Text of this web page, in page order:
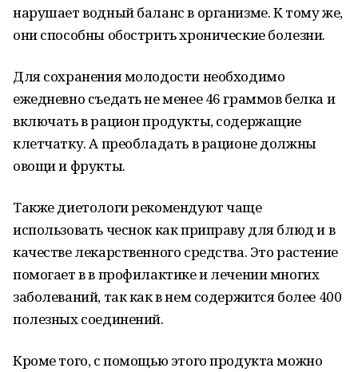
нарушает водный баланс в организме. К тому же,
они способны обострить хронические болезни.
Для сохранения молодости необходимо
ежедневно съедать не менее 46 граммов белка и
включать в рацион продукты, содержащие
клетчатку. А преобладать в рационе должны
овощи и фрукты.
Также диетологи рекомендуют чаще
использовать чеснок как приправу для блюд и в
качестве лекарственного средства. Это растение
помогает в в профилактике и лечении многих
заболеваний, так как в нем содержится более 400
полезных соединений.
Кроме того, с помощью этого продукта можно